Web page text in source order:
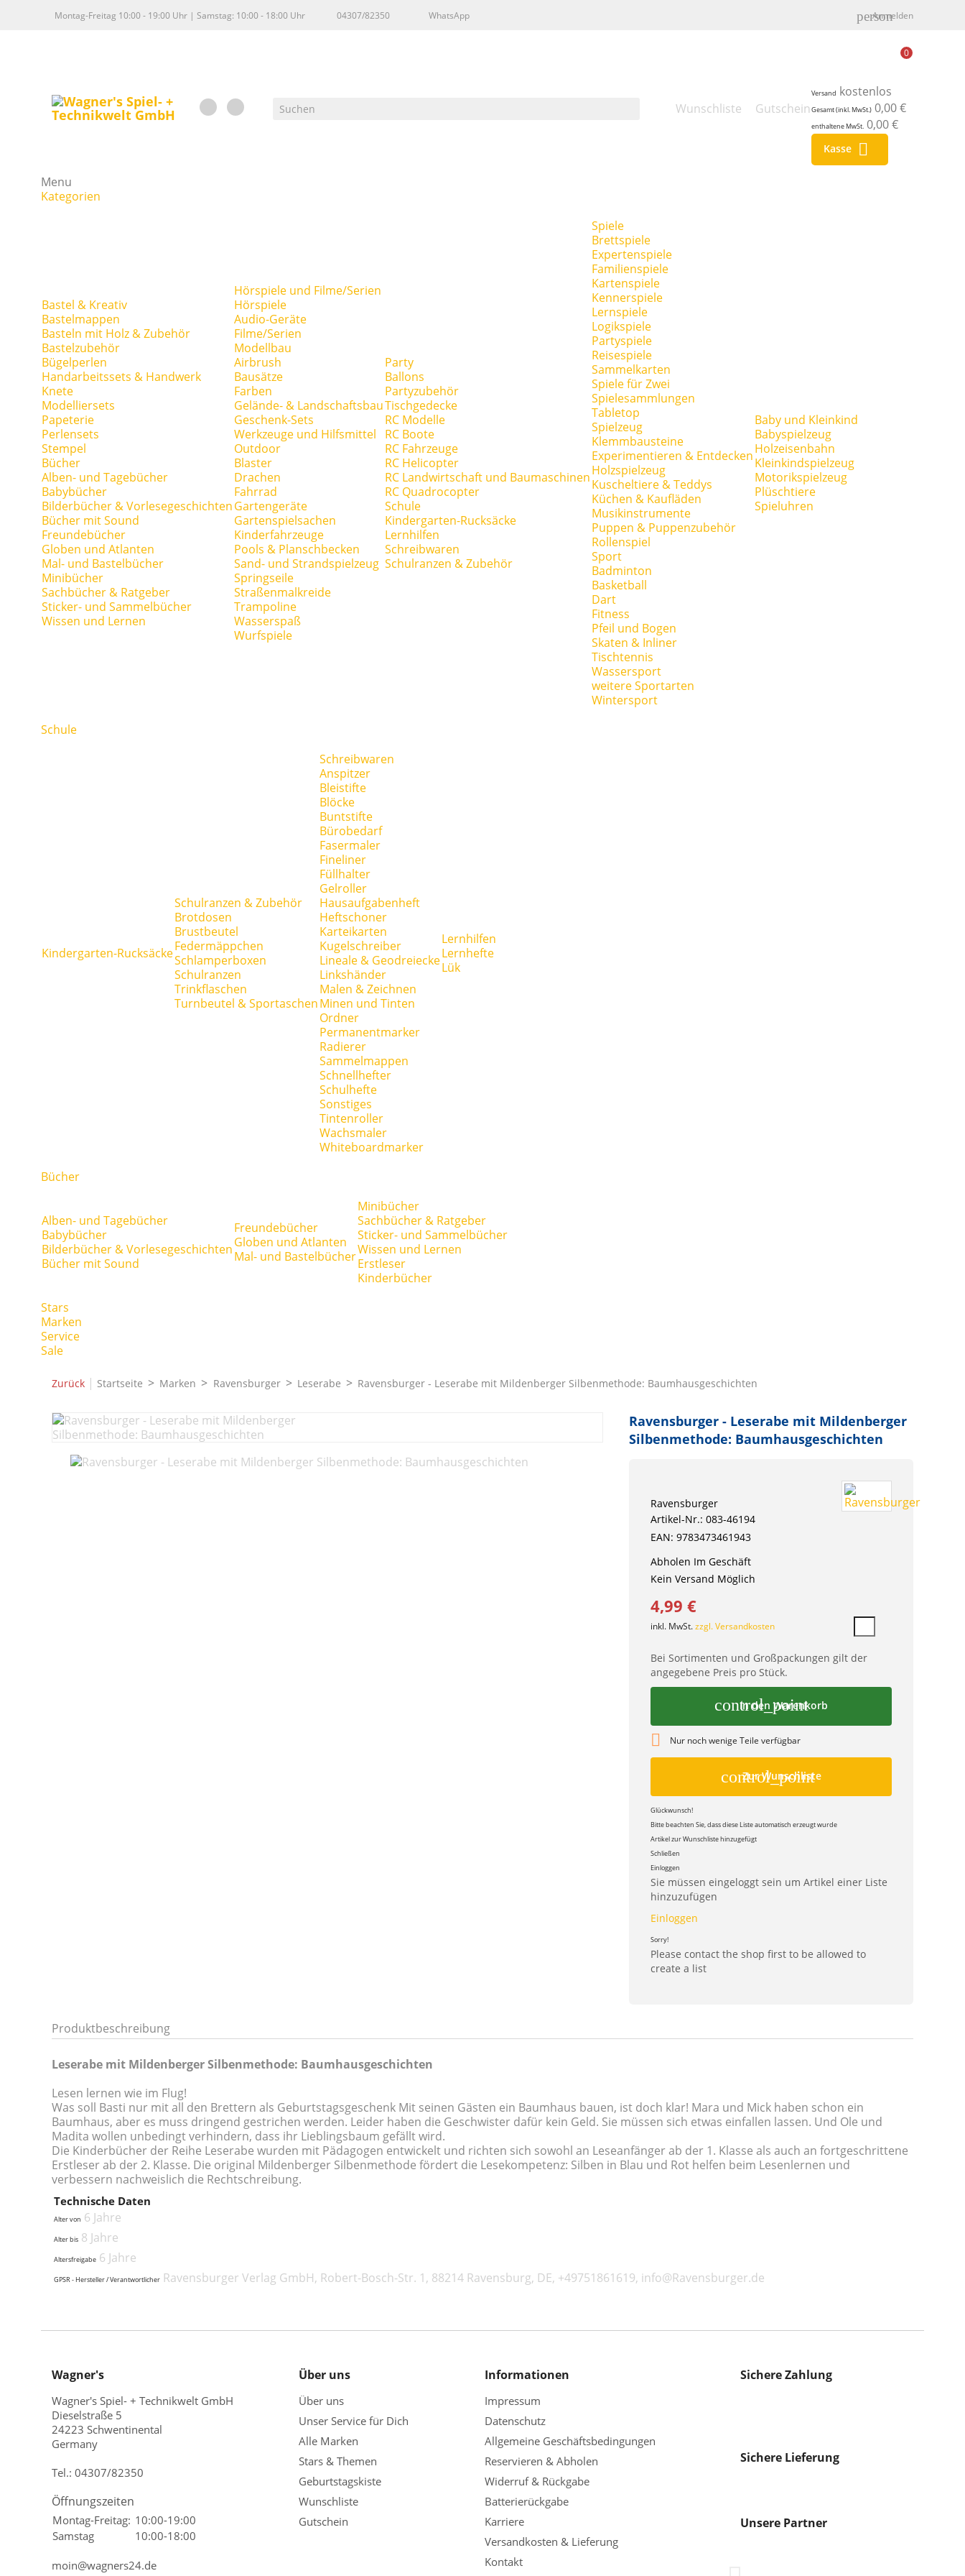
Montag-Freitag 10:00 - 19:00 Uhr | Samstag: 10:00 - 18:00 Uhr 04307/82350 WhatsApp person
Anmelden
Wunschliste Gutschein
0
Versand kostenlos
Gesamt (inkl. MwSt.) 0,00 €
enthaltene MwSt. 0,00 €
Kasse 
Menu
Kategorien
Bastel & Kreativ
Bastelmappen
Basteln mit Holz & Zubehör
Bastelzubehör
Bügelperlen
Handarbeitssets & Handwerk
Knete
Modelliersets
Papeterie
Perlensets
Stempel
Bücher
Alben- und Tagebücher
Babybücher
Bilderbücher & Vorlesegeschichten
Bücher mit Sound
Freundebücher
Globen und Atlanten
Mal- und Bastelbücher
Minibücher
Sachbücher & Ratgeber
Sticker- und Sammelbücher
Wissen und Lernen
Hörspiele und Filme/Serien
Hörspiele
Audio-Geräte
Filme/Serien
Modellbau
Airbrush
Bausätze
Farben
Gelände- & Landschaftsbau
Geschenk-Sets
Werkzeuge und Hilfsmittel
Outdoor
Blaster
Drachen
Fahrrad
Gartengeräte
Gartenspielsachen
Kinderfahrzeuge
Pools & Planschbecken
Sand- und Strandspielzeug
Springseile
Straßenmalkreide
Trampoline
Wasserspaß
Wurfspiele
Party
Ballons
Partyzubehör
Tischgedecke
RC Modelle
RC Boote
RC Fahrzeuge
RC Helicopter
RC Landwirtschaft und Baumaschinen
RC Quadrocopter
Schule
Kindergarten-Rucksäcke
Lernhilfen
Schreibwaren
Schulranzen & Zubehör
Spiele
Brettspiele
Expertenspiele
Familienspiele
Kartenspiele
Kennerspiele
Lernspiele
Logikspiele
Partyspiele
Reisespiele
Sammelkarten
Spiele für Zwei
Spielesammlungen
Tabletop
Spielzeug
Klemmbausteine
Experimentieren & Entdecken
Holzspielzeug
Kuscheltiere & Teddys
Küchen & Kaufläden
Musikinstrumente
Puppen & Puppenzubehör
Rollenspiel
Sport
Badminton
Basketball
Dart
Fitness
Pfeil und Bogen
Skaten & Inliner
Tischtennis
Wassersport
weitere Sportarten
Wintersport
Baby und Kleinkind
Babyspielzeug
Holzeisenbahn
Kleinkindspielzeug
Motorikspielzeug
Plüschtiere
Spieluhren
Schule
Kindergarten-Rucksäcke
Schulranzen & Zubehör
Brotdosen
Brustbeutel
Federmäppchen
Schlamperboxen
Schulranzen
Trinkflaschen
Turnbeutel & Sportaschen
Schreibwaren
Anspitzer
Bleistifte
Blöcke
Buntstifte
Bürobedarf
Fasermaler
Fineliner
Füllhalter
Gelroller
Hausaufgabenheft
Heftschoner
Karteikarten
Kugelschreiber
Lineale & Geodreiecke
Linkshänder
Malen & Zeichnen
Minen und Tinten
Ordner
Permanentmarker
Radierer
Sammelmappen
Schnellhefter
Schulhefte
Sonstiges
Tintenroller
Wachsmaler
Whiteboardmarker
Lernhilfen
Lernhefte
Lük
Bücher
Alben- und Tagebücher
Babybücher
Bilderbücher & Vorlesegeschichten
Bücher mit Sound
Freundebücher
Globen und Atlanten
Mal- und Bastelbücher
Minibücher
Sachbücher & Ratgeber
Sticker- und Sammelbücher
Wissen und Lernen
Erstleser
Kinderbücher
Stars
Marken
Service
Sale
Zurück | Startseite Marken Ravensburger Leserabe Ravensburger - Leserabe mit Mildenberger Silbenmethode: Baumhausgeschichten
Ravensburger - Leserabe mit Mildenberger
Silbenmethode: Baumhausgeschichten
Ravensburger
Artikel-Nr.: 083-46194
EAN: 9783473461943
Abholen Im Geschäft
Kein Versand Möglich
4,99 €
inkl. MwSt.zzgl. Versandkosten
Bei Sortimenten und Großpackungen gilt der
angegebene Preis pro Stück.
control_point
In den Warenkorb
 Nur noch wenige Teile verfügbar
control_point
Zur Wunschliste
Glückwunsch!
Bitte beachten Sie, dass diese Liste automatisch erzeugt wurde
Artikel zur Wunschliste hinzugefügt
Schließen
Einloggen
Sie müssen eingeloggt sein um Artikel einer Liste
hinzuzufügen
Einloggen
Sorry!
Please contact the shop first to be allowed to
create a list
Produktbeschreibung
Leserabe mit Mildenberger Silbenmethode: Baumhausgeschichten
Lesen lernen wie im Flug!
Was soll Basti nur mit all den Brettern als Geburtstagsgeschenk Mit seinen Gästen ein Baumhaus bauen, ist doch klar! Mara und Mick haben schon ein
Baumhaus, aber es muss dringend gestrichen werden. Leider haben die Geschwister dafür kein Geld. Sie müssen sich etwas einfallen lassen. Und Ole und
Madita wollen unbedingt verhindern, dass ihr Lieblingsbaum gefällt wird.
Die Kinderbücher der Reihe Leserabe wurden mit Pädagogen entwickelt und richten sich sowohl an Leseanfänger ab der 1. Klasse als auch an fortgeschrittene
Erstleser ab der 2. Klasse. Die original Mildenberger Silbenmethode fördert die Lesekompetenz: Silben in Blau und Rot helfen beim Lesenlernen und
verbessern nachweislich die Rechtschreibung.
Technische Daten
Alter von 6 Jahre
Alter bis 8 Jahre
Altersfreigabe 6 Jahre
GPSR - Hersteller / Verantwortlicher Ravensburger Verlag GmbH, Robert-Bosch-Str. 1, 88214 Ravensburg, DE, +49751861619, info@Ravensburger.de
Wagner's
Wagner's Spiel- + Technikwelt GmbH
Dieselstraße 5
24223 Schwentinental
Germany
Tel.: 04307/82350
Öffnungszeiten
Montag-Freitag: 10:00-19:00
Samstag
10:00-18:00
moin@wagners24.de
Über uns
Über uns
Unser Service für Dich
Alle Marken
Stars & Themen
Geburtstagskiste
Wunschliste
Gutschein
Informationen
Impressum
Datenschutz
Allgemeine Geschäftsbedingungen
Reservieren & Abholen
Widerruf & Rückgabe
Batterierückgabe
Karriere
Versandkosten & Lieferung
Kontakt
Sichere Zahlung
Sichere Lieferung
Unsere Partner